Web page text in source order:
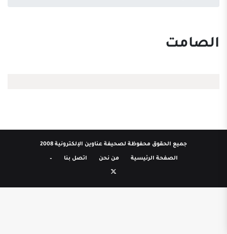
الصامت
جميع الحقوق محفوظة لصحيفة عناوين الإلكترونية 2008
الصفحة الرئيسية من نحن اتصل بنا –